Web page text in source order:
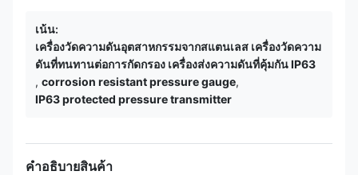
เน้น:
เครื่องวัดความดันอุตสาหกรรมจากสแตนเลส เครื่องวัดความ
ดันที่ทนทานต่อการกัดกรอง เครื่องส่งความดันที่คุ้มกัน IP63
, corrosion resistant pressure gauge,
IP63 protected pressure transmitter
คําอธิบายสินค้า